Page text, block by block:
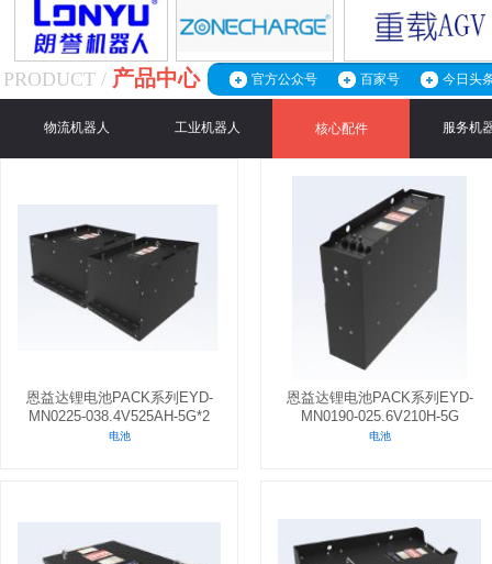
PRODUCT / 产品中心 官方公众号 百家号 今日头
物流机器人 工业机器人 核心配件 服务机
恩益达锂电池PACK系列EYD-
MN0225-038.4V525AH-5G*2
电池
恩益达锂电池PACK系列EYD-
MN0190-025.6V210H-5G
电池